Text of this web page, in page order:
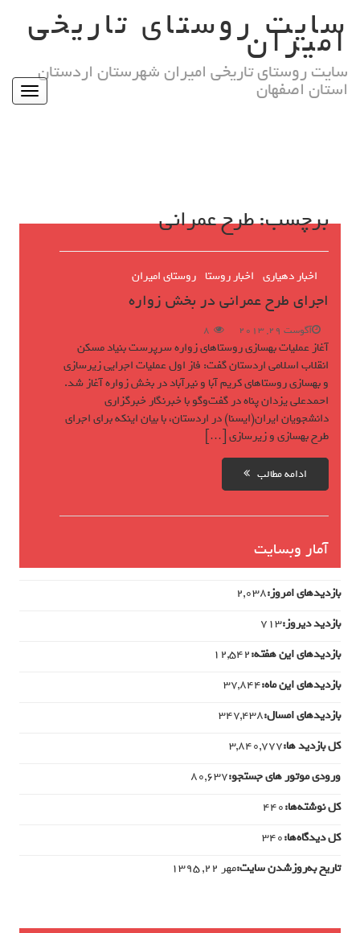
contentسایت روستای تاریخی
امیران
سایت روستای تاریخی امیران شهرستان اردستان
استان اصفهان Toggle
برچسب:طرح عمرانی
اجرای طرح عمرانی در بخش زواره
اخبار دهیاری اخبار روستا روستای امیران
آگوست 29, 2013 8
آغاز عملیات بهسازی روستاهای زواره سرپرست بنیاد مسکن
انقلاب اسلامی اردستان گفت: فاز اول عملیات اجرایی زیرسازی
و بهسازی روستاهای کریم آبا و نیرآباد در بخش زواره آغاز شد.
احمدعلی یزدان پناه در گفت‌وگو با خبرنگار خبرگزاری
دانشجویان ایران(ایسنا) در اردستان، با بیان اینکه برای اجرای
طرح بهسازی و زیرسازی […]
ادامه مطالب
آمار وبسایت
بازدیدهای امروز:2,038
بازدید دیروز:713
بازدیدهای این هفته:12,542
بازدیدهای این ماه:37,844
بازدیدهای امسال:347,438
کل بازدید ها:3,840,777
ورودی‌ موتور های جستجو:80,637
کل نوشته‌ها:440
کل دیدگاه‌ها:340
تاریخ به‌روزشدن سایت:مهر ۲۲, ۱۳۹۵